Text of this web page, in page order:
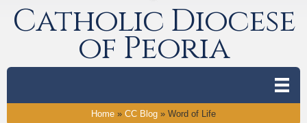
Catholic Diocese
of Peoria
Home » CC Blog » Word of Life